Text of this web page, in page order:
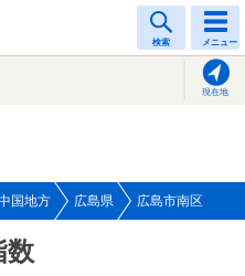
検索 メニュー
現在地
国地方 広島県 広島市南区
数